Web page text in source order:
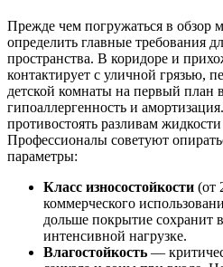
Прежде чем погружаться в обзор
определить главные требования
пространства. В коридоре и
контактирует с уличной грязью,
детской комнаты на первый план
гипоаллергенность и
противостоять разливам
Профессионалы советуют
параметры:
Класс износостойкости (от
коммерческого
дольше покрытие сохранит
интенсивной нагрузке.
Влагостойкость —